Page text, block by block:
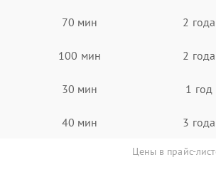
70 мин 2 года
100 мин 2 года
30 мин 1 год
40 мин 3 года
Цены в прайс-